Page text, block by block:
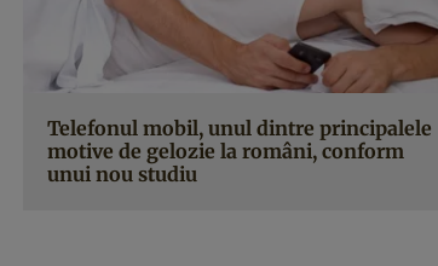
Telefonul mobil, unul dintre principalele
motive de gelozie la români, conform
unui nou studiu